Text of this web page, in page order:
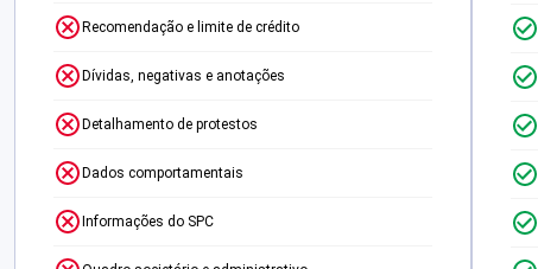
Recomendação e limite de crédito
Dívidas, negativas e anotações
Detalhamento de protestos
Dados comportamentais
Informações do SPC